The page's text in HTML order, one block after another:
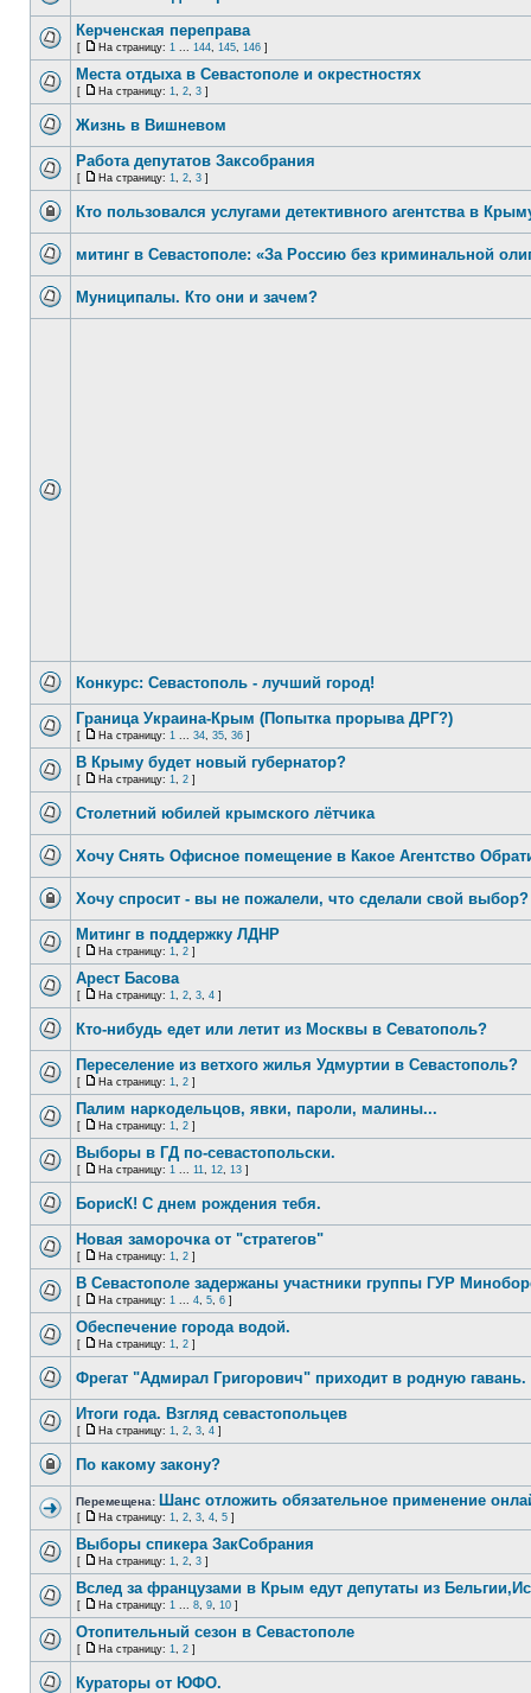
Керченская переправа
[ На страницу: 1 ... 144, 145, 146 ]
Места отдыха в Севастополе и окрестностях
[ На страницу: 1, 2, 3 ]
Жизнь в Вишневом
Работа депутатов Заксобрания
[ На страницу: 1, 2, 3 ]
Кто пользовался услугами детективного агентства в
митинг в Севастополе: «За Россию без криминальной
Муниципалы. Кто они и зачем?
Конкурс: Севастополь - лучший город!
Граница Украина-Крым (Попытка прорыва ДРГ?)
[ На страницу: 1 ... 34, 35, 36 ]
В Крыму будет новый губернатор?
[ На страницу: 1, 2 ]
Столетний юбилей крымского лётчика
Хочу Снять Офисное помещение в Какое Агентство
Хочу спросит - вы не пожалели, что сделали свой выбор?
Митинг в поддержку ЛДНР
[ На страницу: 1, 2 ]
Арест Басова
[ На страницу: 1, 2, 3, 4 ]
Кто-нибудь едет или летит из Москвы в Севатополь?
Переселение из ветхого жилья Удмуртии в Севастополь?
[ На страницу: 1, 2 ]
Палим наркодельцов, явки, пароли, малины...
[ На страницу: 1, 2 ]
Выборы в ГД по-севастопольски.
[ На страницу: 1 ... 11, 12, 13 ]
БорисК! С днем рождения тебя.
Новая заморочка от "стратегов"
[ На страницу: 1, 2 ]
В Севастополе задержаны участники группы ГУР
[ На страницу: 1 ... 4, 5, 6 ]
Обеспечение города водой.
[ На страницу: 1, 2 ]
Фрегат "Адмирал Григорович" приходит в родную гавань.
Итоги года. Взгляд севастопольцев
[ На страницу: 1, 2, 3, 4 ]
По какому закону?
Перемещена: Шанс отложить обязательное применение
[ На страницу: 1, 2, 3, 4, 5 ]
Выборы спикера ЗакСобрания
[ На страницу: 1, 2, 3 ]
Вслед за французами в Крым едут депутаты из
[ На страницу: 1 ... 8, 9, 10 ]
Отопительный сезон в Севастополе
[ На страницу: 1, 2 ]
Кураторы от ЮФО.